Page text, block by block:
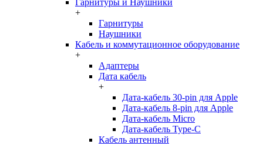
Гарнитуры и Наушники
+
Гарнитуры
Наушники
Кабель и коммутационное оборудование
+
Адаптеры
Дата кабель
+
Дата-кабель 30-pin для Apple
Дата-кабель 8-pin для Apple
Дата-кабель Micro
Дата-кабель Type-C
Кабель антенный